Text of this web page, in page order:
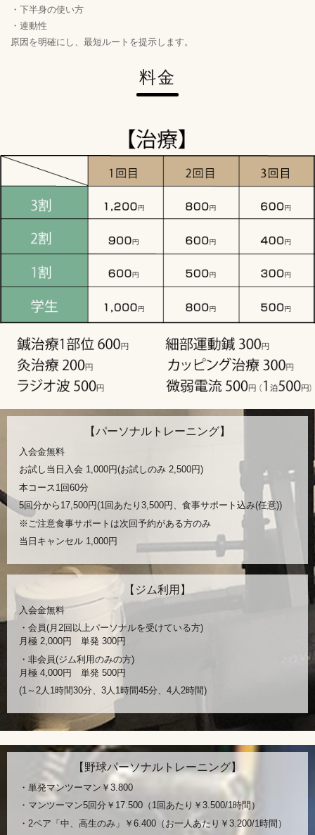
・下半身の使い方
・連動性
原因を明確にし、最短ルートを提示します。
料金
【パーソナルトレーニング】
入会金無料
お試し当日入会 1,000円(お試しのみ 2,500円)
本コース1回60分
5回分から17,500円(1回あたり3,500円、食事サポート込み(任意))
※ご注意食事サポートは次回予約がある方のみ
当日キャンセル 1,000円
【ジム利用】
入会金無料
・会員(月2回以上パーソナルを受けている方)
月極 2,000円 単発 300円
・非会員(ジム利用のみの方)
月極 4,000円 単発 500円
(1～2人1時間30分、3人1時間45分、4人2時間)
【野球パーソナルトレーニング】
・単発マンツーマン￥3.800
・マンツーマン5回分￥17.500（1回あたり￥3.500/1時間）
・2ペア「中、高生のみ」￥6.400（お一人あたり￥3.200/1時間）